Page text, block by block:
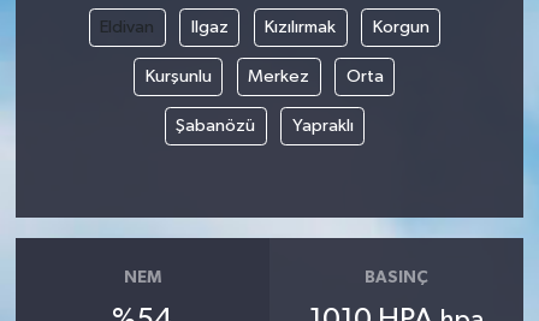
Eldivan Ilgaz Kızılırmak Korgun
Kurşunlu Merkez Orta
Şabanözü Yapraklı
NEM BASINÇ
Sağlık
Tarım ve Ekonomi